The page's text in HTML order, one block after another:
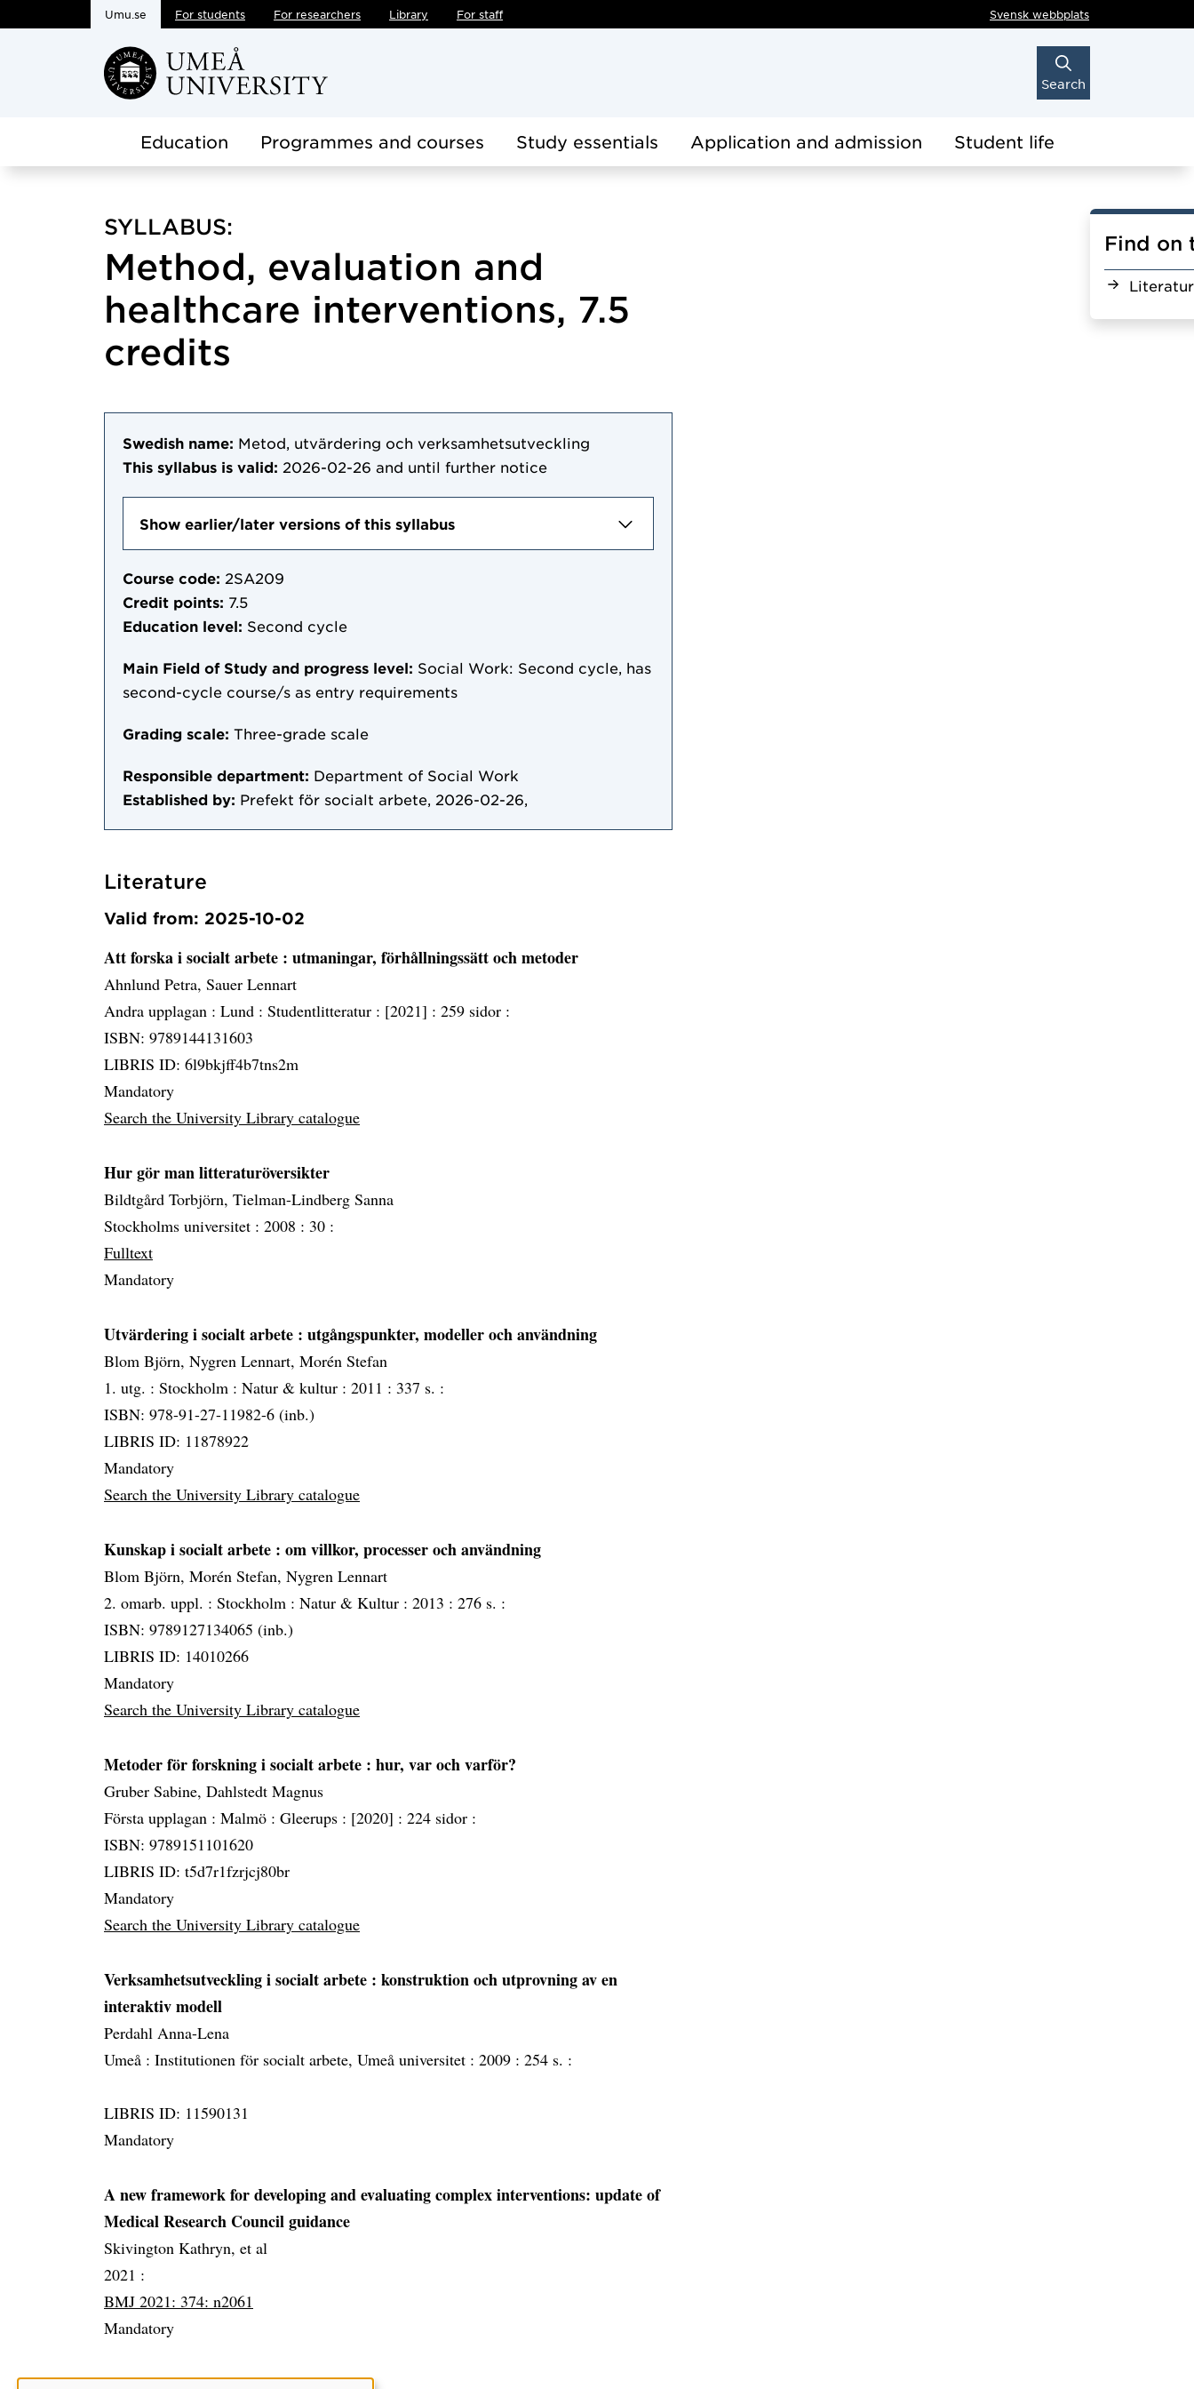
Skip to main content
Umu.se For students For researchers Library For staff Svensk webbplats
Search
Education Programmes and courses Study essentials Application and admission Student life
Find on
SYLLABUS:
Method, evaluation and
healthcare interventions, 7.5
credits
Swedish name: Metod, utvärdering och verksamhetsutveckling
This syllabus is valid: 2026-02-26 and until further notice
Show earlier/later versions of this syllabus
Course code: 2SA209
Credit points: 7.5
Education level: Second cycle
Main Field of Study and progress level: Social Work: Second cycle, has
second-cycle course/s as entry requirements
Grading scale: Three-grade scale
Responsible department: Department of Social Work
Established by: Prefekt för socialt arbete, 2026-02-26,
Literature
Valid from: 2025-10-02
Att forska i socialt arbete : utmaningar, förhållningssätt och metoder
Ahnlund Petra, Sauer Lennart
Andra upplagan : Lund : Studentlitteratur : [2021] : 259 sidor :
ISBN: 9789144131603
LIBRIS ID: 6l9bkjff4b7tns2m
Mandatory
Search the University Library catalogue
Hur gör man litteraturöversikter
Bildtgård Torbjörn, Tielman-Lindberg Sanna
Stockholms universitet : 2008 : 30 :
Fulltext
Mandatory
Utvärdering i socialt arbete : utgångspunkter, modeller och användning
Blom Björn, Nygren Lennart, Morén Stefan
1. utg. : Stockholm : Natur & kultur : 2011 : 337 s. :
ISBN: 978-91-27-11982-6 (inb.)
LIBRIS ID: 11878922
Mandatory
Search the University Library catalogue
Kunskap i socialt arbete : om villkor, processer och användning
Blom Björn, Morén Stefan, Nygren Lennart
2. omarb. uppl. : Stockholm : Natur & Kultur : 2013 : 276 s. :
ISBN: 9789127134065 (inb.)
LIBRIS ID: 14010266
Mandatory
Search the University Library catalogue
Metoder för forskning i socialt arbete : hur, var och varför?
Gruber Sabine, Dahlstedt Magnus
Första upplagan : Malmö : Gleerups : [2020] : 224 sidor :
ISBN: 9789151101620
LIBRIS ID: t5d7r1fzrjcj80br
Mandatory
Search the University Library catalogue
Verksamhetsutveckling i socialt arbete : konstruktion och utprovning av en
interaktiv modell
Perdahl Anna-Lena
Umeå : Institutionen för socialt arbete, Umeå universitet : 2009 : 254 s. :
LIBRIS ID: 11590131
Mandatory
A new framework for developing and evaluating complex interventions: update of
Medical Research Council guidance
Skivington Kathryn, et al
2021 :
BMJ 2021: 374: n2061
Mandatory